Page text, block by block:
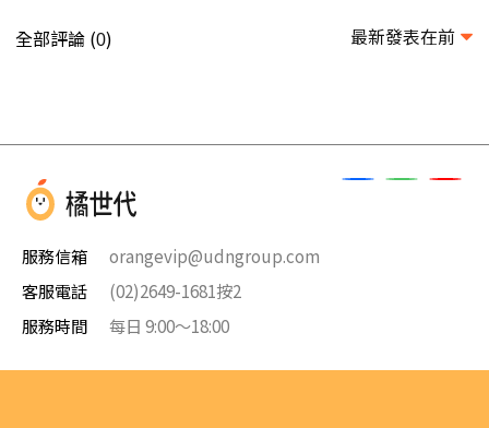
全部評論 (0) 最新發表在前
服務信箱
orangevip@udngroup.com
客服電話
(02)2649-1681按2
服務時間
每日 9:00～18:00